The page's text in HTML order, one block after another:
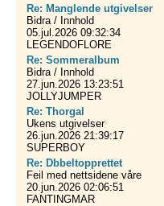
Re: Manglende utgivelser
Bidra / Innhold
05.jul.2026 09:32:34
LEGENDOFLORE
Re: Sommeralbum
Bidra / Innhold
27.jun.2026 13:23:51
JOLLYJUMPER
Re: Thorgal
Ukens utgivelser
26.jun.2026 21:39:17
SUPERBOY
Re: Dbbeltopprettet
Feil med nettsidene våre
20.jun.2026 02:06:51
FANTINGMAR